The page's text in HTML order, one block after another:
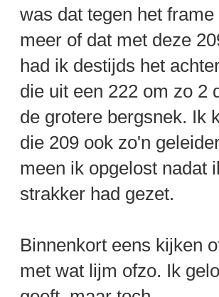
was dat tegen het
meer of dat met deze
had ik destijds het
die uit een 222 om zo 2
de grotere bergsnek. Ik
die 209 ook zo'n
meen ik opgelost nadat
strakker had gezet.
Binnenkort eens kijken
met wat lijm ofzo. Ik